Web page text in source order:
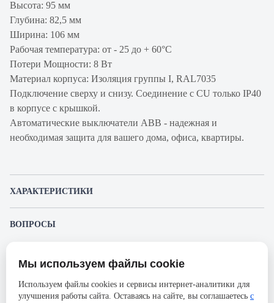
Высота: 95 мм
Глубина: 82,5 мм
Ширина: 106 мм
Рабочая температура: от - 25 до + 60°С
Потери Мощности: 8 Вт
Материал корпуса: Изоляция группы I, RAL7035
Подключение сверху и снизу. Соединение с CU только IP40
в корпусе с крышкой.
Автоматические выключатели ABB - надежная и
необходимая защита для вашего дома, офиса, квартиры.
ХАРАКТЕРИСТИКИ
Производитель
Серия
S804S
ВОПРОСЫ
Пожалуйста, авторизуйтесь, чтобы иметь
Представленные изображения и характеристики могут отличаться от реального
без предварительного уведомления. Компания АйДистрибьют не несёт
ответственности в случае не соответствия текущей модели товаров фотографиям,
Мы используем файлы cookie
Используем файлы cookies и сервисы интернет-аналитики для
улучшения работы сайта. Оставаясь на сайте, вы соглашаетесь с